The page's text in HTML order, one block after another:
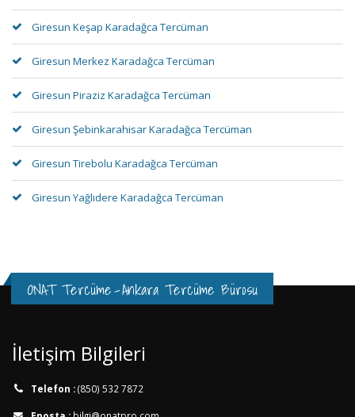
Giresun Keşap Karadağca Tercüman
Giresun Merkez Karadağca Tercüman
Giresun Piraziz Karadağca Tercüman
Giresun Şebinkarahisar Karadağca Tercüman
Giresun Tirebolu Karadağca Tercüman
Giresun Yağlıdere Karadağca Tercüman
ONAT Tercüme-Ankara Tercüme Bürosu
İletişim Bilgileri
Telefon :(850) 532 7872